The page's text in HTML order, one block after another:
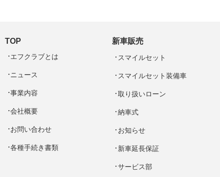
TOP
エフクラブとは
ニュース
事業内容
会社概要
お問い合わせ
各種手続き書類
新車販売
スマイルセット
スマイルセット装備車
取り扱いローン
納車式
お知らせ
新車延長保証
サービス部